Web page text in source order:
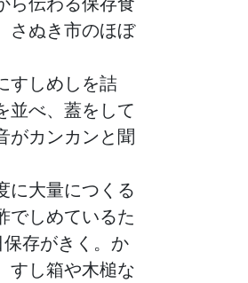
さぬき市のほぼ
すしめしを詰
並べ、蓋をして
がカンカンと聞
に大量につくる
でしめているた
存がきく。か
すし箱や木槌な